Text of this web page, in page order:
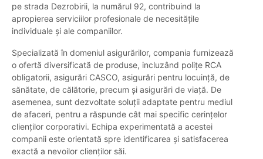
pe strada Dezrobirii, la numărul 92, contribuind la
apropierea serviciilor profesionale de necesitățile
individuale și ale companiilor.
Specializată în domeniul asigurărilor, compania furnizează
o ofertă diversificată de produse, incluzând polițe RCA
obligatorii, asigurări CASCO, asigurări pentru locuință, de
sănătate, de călătorie, precum și asigurări de viață. De
asemenea, sunt dezvoltate soluții adaptate pentru mediul
de afaceri, pentru a răspunde cât mai specific cerințelor
clienților corporativi. Echipa experimentată a acestei
companii este orientată spre identificarea și satisfacerea
exactă a nevoilor clienților săi.